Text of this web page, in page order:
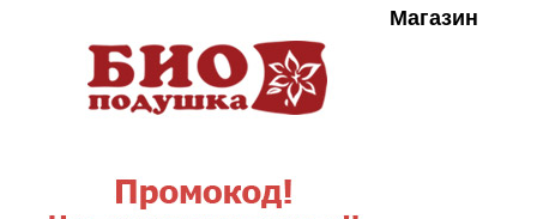
Магазин